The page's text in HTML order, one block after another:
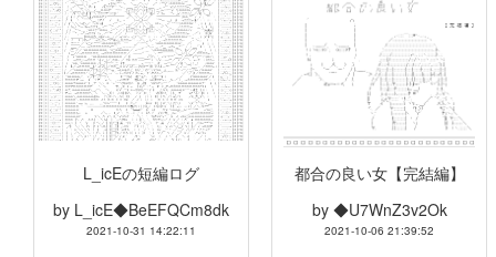
L_icEの短編ログ
by L_icE◆BeEFQCm8dk
2021-10-31 14:22:11
都合の良い女【完結編】
by ◆U7WnZ3v2Ok
2021-10-06 21:39:52